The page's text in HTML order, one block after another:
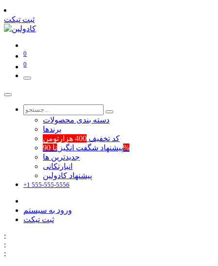
ثبت تیکت
0
0
دسته بندی محصولات
برند‌ها
کد تخفیف 400 هزارتومن
پیشنهاد شگفت انگیزتا 90%
جدیدترین ها
انبارتکانی
پیشنهاد کادولین
+1 555-555-5556
ورود به سیستم
ثبت تیکت
:
:
: